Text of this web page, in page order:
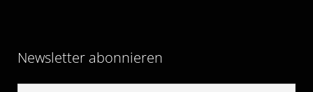
Newsletter abonnieren